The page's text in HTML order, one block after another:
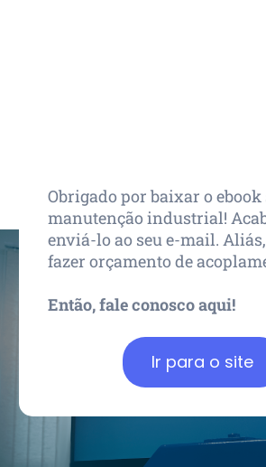
Obrigado por baixar o ebook
manutenção industrial!
enviá-lo ao seu e-mail.
fazer orçamento de
Então, fale conosco aqui!
Ir para o site